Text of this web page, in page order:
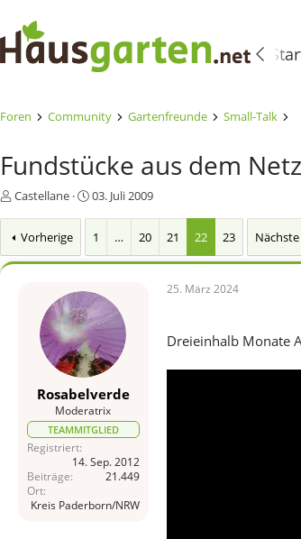
Foren Community Gartenfreunde Small-Talk
Fundstücke aus dem Netz
E
t
e
Castellane
E
e
l
t
a
m
03. Juli 2009
Vorherige 1 … 20 21 22 23 Nächste
Rosabelverde
Moderatrix
TEAMMITGLIED
Registriert
14. Sep. 2012
Beiträge
21.449
Ort
Kreis Paderborn/NRW
25. März 2024
Dreieinhalb Monate